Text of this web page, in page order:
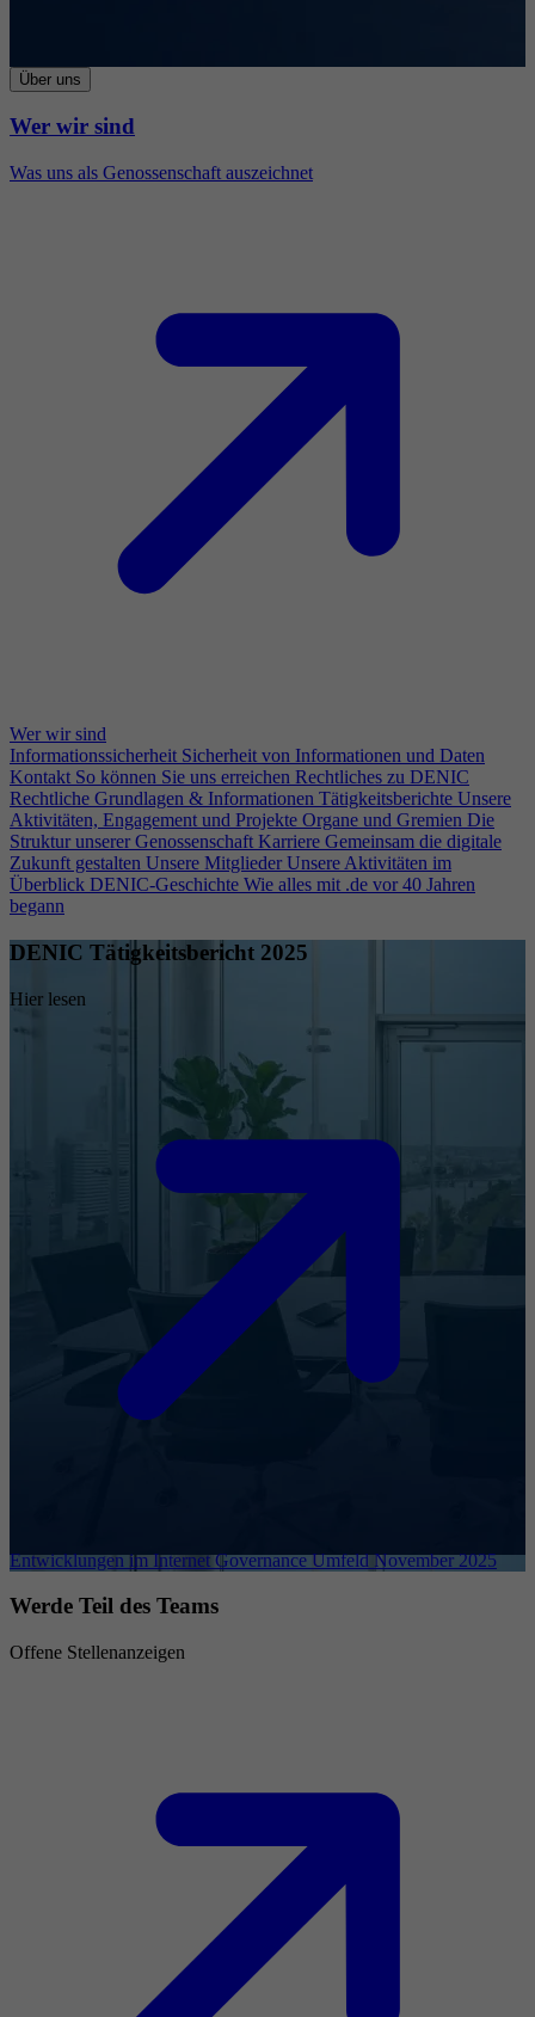
Über uns
Wer wir sind
Was uns als Genossenschaft auszeichnet
Wer wir sind
Informationssicherheit Sicherheit von Informationen und Daten
Kontakt So können Sie uns erreichen Rechtliches zu DENIC
Rechtliche Grundlagen & Informationen Tätigkeitsberichte Unsere
Aktivitäten, Engagement und Projekte Organe und Gremien Die
Struktur unserer Genossenschaft Karriere Gemeinsam die digitale
Zukunft gestalten Unsere Mitglieder Unsere Aktivitäten im
Überblick DENIC-Geschichte Wie alles mit .de vor 40 Jahren
begann
DENIC Tätigkeitsbericht 2025
Hier lesen
Entwicklungen im Internet Governance Umfeld November 2025
Werde Teil des Teams
Offene Stellenanzeigen